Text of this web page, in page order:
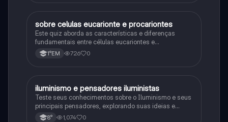
Biologia
sobre celulas eucarionte e procariontes
Este quiz aborda as características e diferenças
fundamentais entre células eucariontes e
procariontes.
1°EM 726 0
História
iluminismo e pensadores iluministas
Teste seus conhecimentos sobre o Iluminismo e seus
principais pensadores, explorando suas ideias e
impacto histórico.
8° 1,074 0